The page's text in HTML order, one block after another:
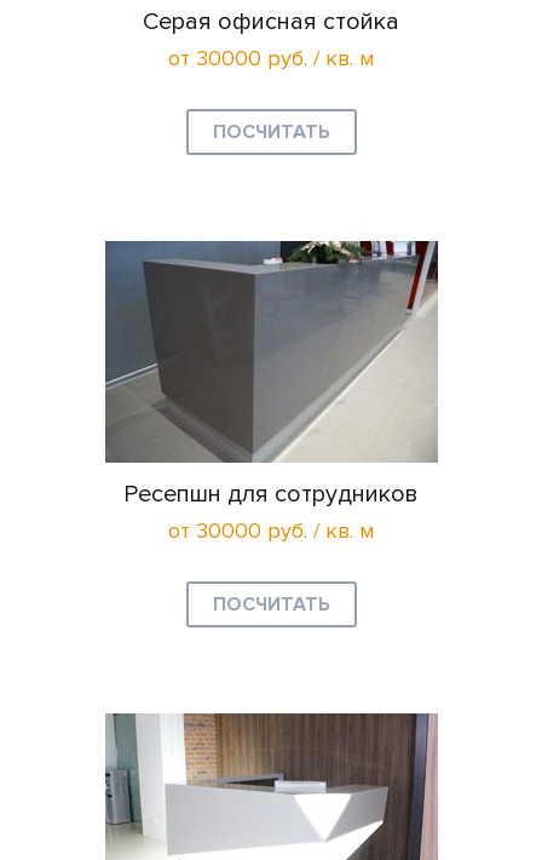
Серая офисная стойка
от 30000 руб. / кв. м
ПОСЧИТАТЬ
Ресепшн для сотрудников
от 30000 руб. / кв. м
ПОСЧИТАТЬ